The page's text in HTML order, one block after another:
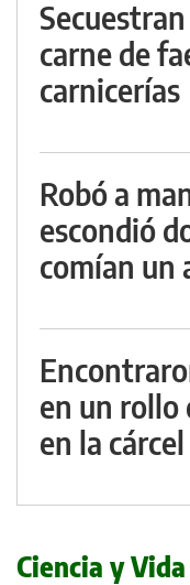
carne de
carnicerías
Robó a
escondió
comían un
en un rollo
en la cárcel
Ciencia y Vida